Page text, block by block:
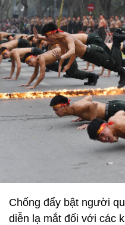
Chống đẩy bật người
diễn lạ mắt đối với các